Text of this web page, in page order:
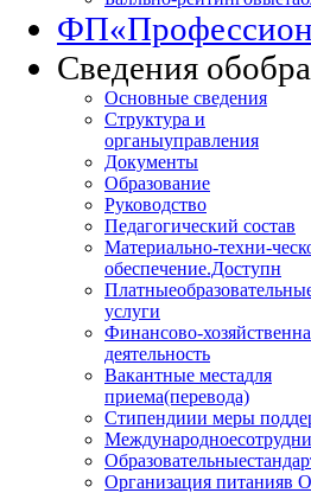
ФП
Сведения об
Основные сведения
Структура и
органыуправления
Документы
Образование
Руководство
Педагогический состав
Материально-техни-
обеспечение.Доступн
Платные
услуги
Финансово-
деятельность
Вакантные местадля
приема(перевода)
Стипендиии меры
Международное
Образовательные
Организация питанияв